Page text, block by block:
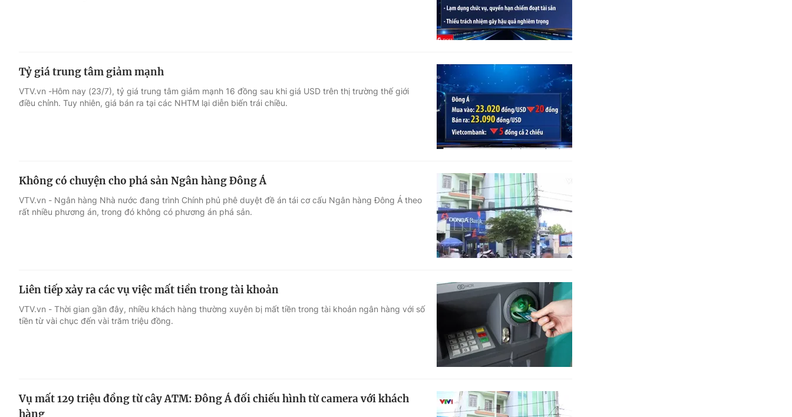
Tỷ giá trung tâm giảm mạnh
VTV.vn -Hôm nay (23/7), tỷ giá trung tâm giảm mạnh 16 đồng sau khi giá USD trên thị trường thế giới
điều chỉnh. Tuy nhiên, giá bán ra tại các NHTM lại diễn biến trái chiều.
Không có chuyện cho phá sản Ngân hàng Đông Á
VTV.vn - Ngân hàng Nhà nước đang trình Chính phủ phê duyệt đề án tái cơ cấu Ngân hàng Đông Á theo
rất nhiều phương án, trong đó không có phương án phá sản.
Liên tiếp xảy ra các vụ việc mất tiền trong tài khoản
VTV.vn - Thời gian gần đây, nhiều khách hàng thường xuyên bị mất tiền trong tài khoản ngân hàng với số
tiền từ vài chục đến vài trăm triệu đồng.
Vụ mất 129 triệu đồng từ cây ATM: Đông Á đối chiếu hình từ camera với khách
hàng